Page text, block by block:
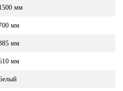
мм
мм
мм
мм